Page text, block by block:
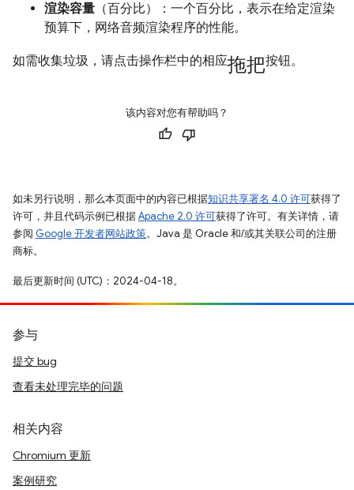
渲染容量 （百分比）：一个百分比，表示在给定渲染
预算下，网络音频渲染程序的性能。
如需收集垃圾，请点击操作栏中的相应拖把按钮。
该内容对您有帮助吗？
如未另行说明，那么本页面中的内容已根据知识共享署名 4.0 许可获得了
许可，并且代码示例已根据Apache 2.0 许可获得了许可。有关详情，请
参阅 Google 开发者网站政策。Java 是 Oracle 和/或其关联公司的注册
商标。
最后更新时间 (UTC)：2024-04-18。
参与
提交 bug
查看未处理完毕的问题
相关内容
Chromium 更新
案例研究